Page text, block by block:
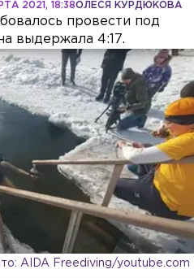
ОЛЕСЯ КУРДЮКОВА
2021, 18:38
провести под
выдержала 4:17.
AIDA Freediving/youtube.com